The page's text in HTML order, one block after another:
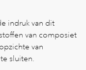
indruk van dit
van composiet
van
sluiten.